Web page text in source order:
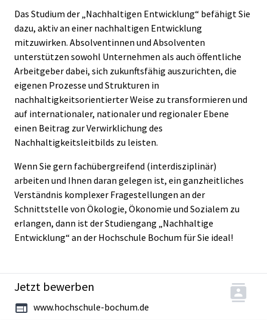
Das Studium der „Nachhaltigen Entwicklung“ befähigt Sie
dazu, aktiv an einer nachhaltigen Entwicklung
mitzuwirken. Absolventinnen und Absolventen
unterstützen sowohl Unternehmen als auch öffentliche
Arbeitgeber dabei, sich zukunftsfähig auszurichten, die
eigenen Prozesse und Strukturen in
nachhaltigkeitsorientierter Weise zu transformieren und
auf internationaler, nationaler und regionaler Ebene
einen Beitrag zur Verwirklichung des
Nachhaltigkeitsleitbilds zu leisten.
Wenn Sie gern fachübergreifend (interdisziplinär)
arbeiten und Ihnen daran gelegen ist, ein ganzheitliches
Verständnis komplexer Fragestellungen an der
Schnittstelle von Ökologie, Ökonomie und Sozialem zu
erlangen, dann ist der Studiengang „Nachhaltige
Entwicklung“ an der Hochschule Bochum für Sie ideal!
Jetzt bewerben
www.hochschule-bochum.de